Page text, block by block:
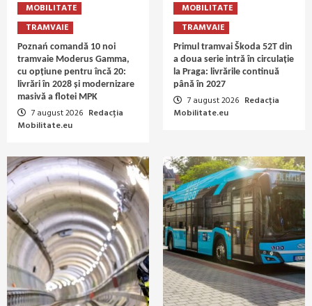
MOBILITATE
TRAMVAIE
Poznań comandă 10 noi
tramvaie Moderus Gamma,
cu opțiune pentru încă 20:
livrări în 2028 și modernizare
masivă a flotei MPK
7 august 2026 Redacția
Mobilitate.eu
MOBILITATE
TRAMVAIE
Primul tramvai Škoda 52T din
a doua serie intră în circulație
la Praga: livrările continuă
până în 2027
7 august 2026 Redacția
Mobilitate.eu